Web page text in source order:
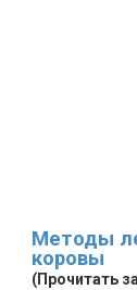
Методы
коровы
(Прочитать